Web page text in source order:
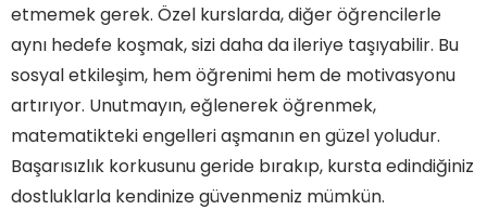
etmemek gerek. Özel kurslarda, diğer öğrencilerle
aynı hedefe koşmak, sizi daha da ileriye taşıyabilir. Bu
sosyal etkileşim, hem öğrenimi hem de motivasyonu
artırıyor. Unutmayın, eğlenerek öğrenmek,
matematikteki engelleri aşmanın en güzel yoludur.
Başarısızlık korkusunu geride bırakıp, kursta edindiğiniz
dostluklarla kendinize güvenmeniz mümkün.